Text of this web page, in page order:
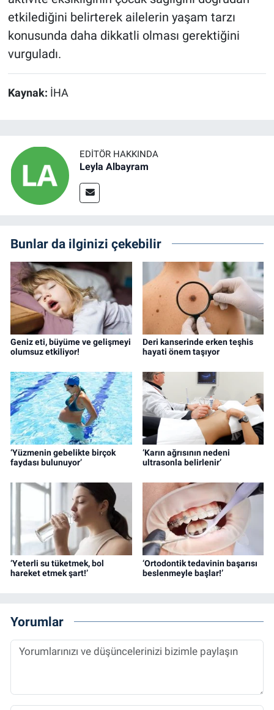
etkilediğini belirterek ailelerin yaşam tarzı
konusunda daha dikkatli olması gerektiğini
vurguladı.
Kaynak: İHA
EDITÖR HAKKINDA
Leyla Albayram
Bunlar da ilginizi çekebilir
Geniz eti, büyüme ve gelişmeyi
olumsuz etkiliyor!
Deri kanserinde erken teşhis
hayati önem taşıyor
‘Yüzmenin gebelikte birçok
faydası bulunuyor’
‘Karın ağrısının nedeni
ultrasonla belirlenir’
‘Yeterli su tüketmek, bol
hareket etmek şart!’
‘Ortodontik tedavinin başarısı
beslenmeyle başlar!’
Yorumlar